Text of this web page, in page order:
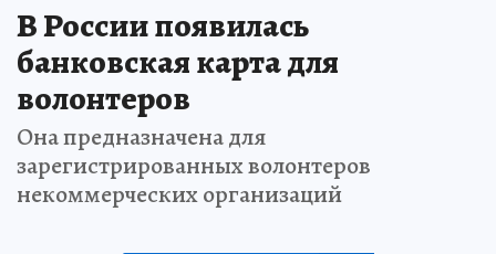
В России появилась
банковская карта для
волонтеров
Она предназначена для
зарегистрированных волонтеров
некоммерческих организаций